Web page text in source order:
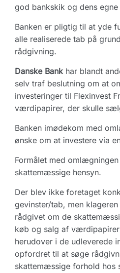
god bankskik og dens
Banken er pligtig til at yde
alle realiserede tab på
rådgivning.
Danske Bankhar blandt
selv traf beslutning om at
investeringer til Flexinvest
værdipapirer, der skulle
Banken imødekom med
ønske om at investere via
Formålet med
skattemæssige hensyn.
Der blev ikke foretaget
gevinster/tab, men
rådgivet om de
køb og salg af
herudover i de udleverede
opfordret til at søge
skattemæssige forhold hos